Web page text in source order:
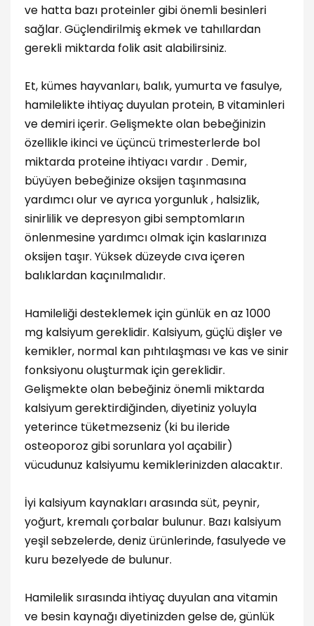
ve hatta bazı proteinler gibi önemli besinleri
sağlar. Güçlendirilmiş ekmek ve tahıllardan
gerekli miktarda folik asit alabilirsiniz.
Et, kümes hayvanları, balık, yumurta ve fasulye,
hamilelikte ihtiyaç duyulan protein, B vitaminleri
ve demiri içerir. Gelişmekte olan bebeğinizin
özellikle ikinci ve üçüncü trimesterlerde bol
miktarda proteine ​​ihtiyacı vardır . Demir,
büyüyen bebeğinize oksijen taşınmasına
yardımcı olur ve ayrıca yorgunluk , halsizlik,
sinirlilik ve depresyon gibi semptomların
önlenmesine yardımcı olmak için kaslarınıza
oksijen taşır. Yüksek düzeyde cıva içeren
balıklardan kaçınılmalıdır.
Hamileliği desteklemek için günlük en az 1000
mg kalsiyum gereklidir. Kalsiyum, güçlü dişler ve
kemikler, normal kan pıhtılaşması ve kas ve sinir
fonksiyonu oluşturmak için gereklidir.
Gelişmekte olan bebeğiniz önemli miktarda
kalsiyum gerektirdiğinden, diyetiniz yoluyla
yeterince tüketmezseniz (ki bu ileride
osteoporoz gibi sorunlara yol açabilir)
vücudunuz kalsiyumu kemiklerinizden alacaktır.
İyi kalsiyum kaynakları arasında süt, peynir,
yoğurt, kremalı çorbalar bulunur. Bazı kalsiyum
yeşil sebzelerde, deniz ürünlerinde, fasulyede ve
kuru bezelyede de bulunur.
Hamilelik sırasında ihtiyaç duyulan ana vitamin
ve besin kaynağı diyetinizden gelse de, günlük